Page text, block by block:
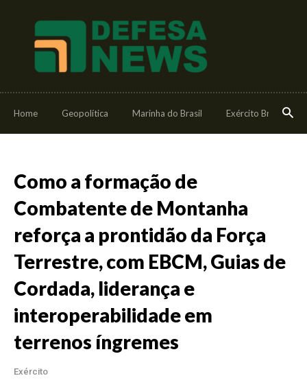
Home Geopolítica Marinha do Brasil Exército Brasileiro
Como a formação de
Combatente de Montanha
reforça a prontidão da Força
Terrestre, com EBCM, Guias de
Cordada, liderança e
interoperabilidade em
terrenos íngremes
Exército